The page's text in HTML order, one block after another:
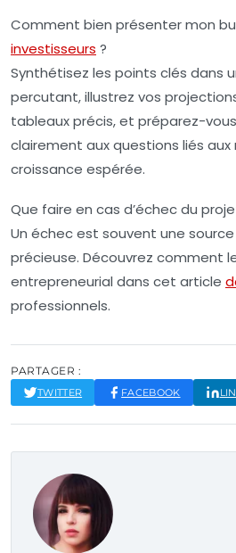
Comment bien présenter mon
investisseurs ?
Synthétisez les points clés dans
percutant, illustrez vos
tableaux précis, et préparez-
clairement aux questions liés aux
croissance espérée.
Que faire en cas d’échec du
Un échec est souvent une
précieuse. Découvrez comment
entrepreneurial dans cet article
professionnels.
PARTAGER :
TWITTER FACEBOOK